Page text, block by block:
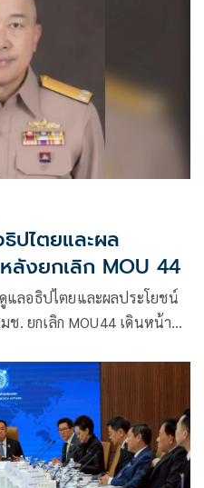
ปไตยและผล
ลังยกเลิก MOU 44
แลอธิปไตยและผลประโยชน์
. ยกเลิก MOU44 เดินหน้า